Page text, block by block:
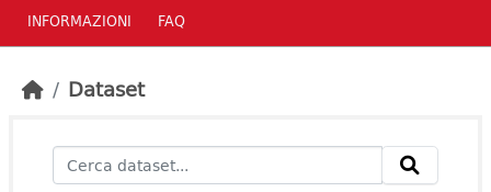
INFORMAZIONI FAQ
Dataset